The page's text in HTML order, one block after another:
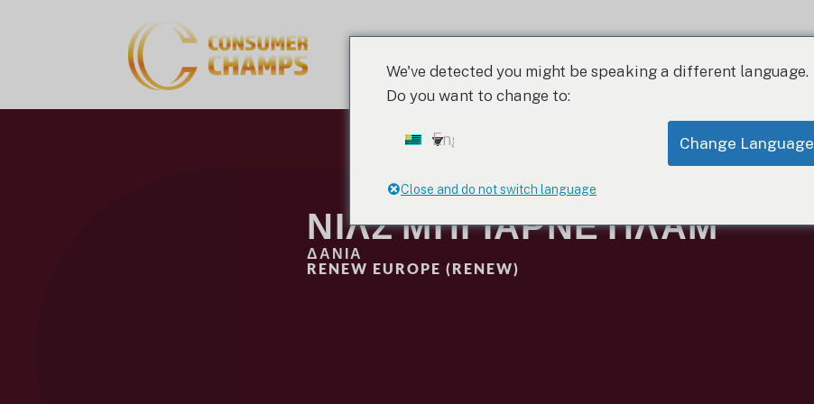
ΝΙΛΣ ΜΠΓΙΆΡΝΕ ΠΛΑΜ
ΔΑΝΊΑ
RENEW EUROPE (RENEW)
We've detected you might be speaking a different language.
Do you want to change to:
English Change Language
Close and do not switch language